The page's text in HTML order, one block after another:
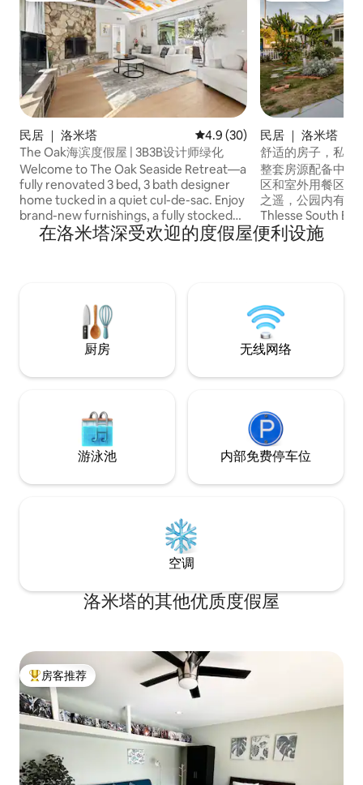
民居 ｜ 洛米塔 平均评分 4.9 分（满分 5 分）
4.9 (30)
The Oak海滨度假屋 | 3B3B设计师绿化
Welcome to The Oak Seaside Retreat—a
fully renovated 3 bed, 3 bath designer
home tucked in a quiet cul-de-sac. Enjoy
brand-new furnishings, a fully stocked
kitchen, fresh linens, free WiFi, and in-
unit washer and dryer. Set on an
Just minutes from Rolling Hills,shopping,
and 15 minutes to the beach, this stylish
retreat is the perfect blend of comfort,
convenience, and coastal living.
民居 ｜ 洛米塔
舒适的房子，私人
电动车
整套房源配备中央
区和室外用餐区。
之遥，公园内有篮
Thlesse South
（Palos Verdes）
和所有海滩城市。
洛杉矶市中心仅
性！
在洛米塔深受欢迎的度假屋便利设施
厨房 无线网络
游泳池 内部免费停车位
空调
洛米塔的其他优质度假屋
热门「房客推荐」
房客推荐